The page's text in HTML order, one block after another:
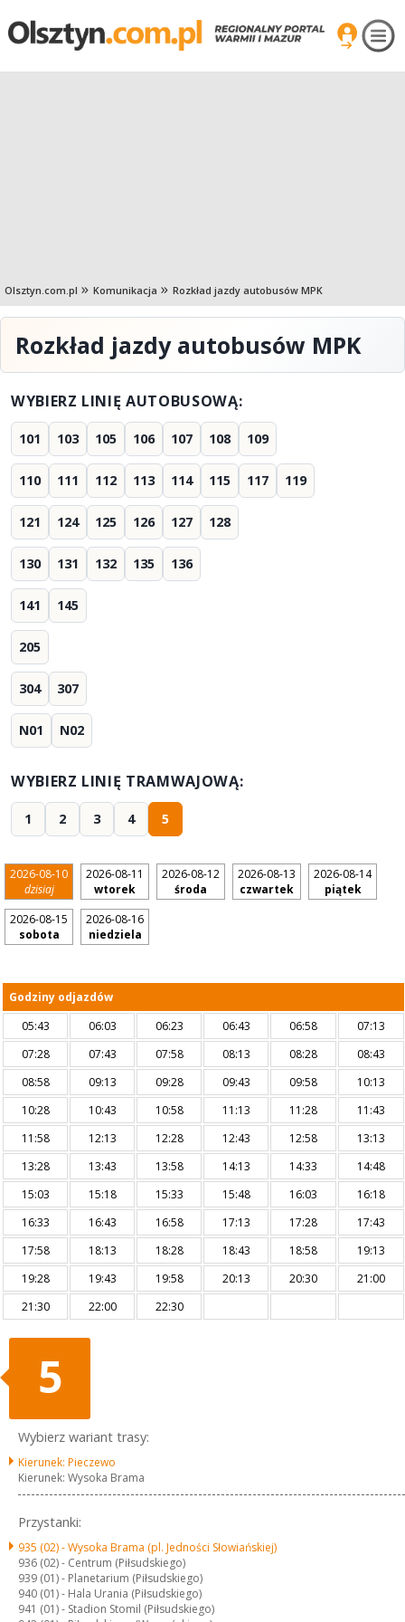
Olsztyn.com.pl Komunikacja Rozkład jazdy autobusów MPK
Rozkład jazdy autobusów MPK
WYBIERZ LINIĘ AUTOBUSOWĄ:
101 103 105 106 107 108 109
110 111 112 113 114 115 117 119
121 124 125 126 127 128
130 131 132 135 136
141 145
205
304 307
N01 N02
WYBIERZ LINIĘ TRAMWAJOWĄ:
1 2 3 4 5
2026-08-10
dzisiaj
2026-08-11
wtorek
2026-08-12
środa
2026-08-13
czwartek
2026-08-14
piątek
2026-08-15
sobota
2026-08-16
niedziela
Godziny odjazdów
05:43
06:03 06:23 06:43 06:58
07:13
07:28
07:43 07:58 08:13 08:28
08:43
08:58
09:13 09:28 09:43 09:58
10:13
10:28
10:43 10:58 11:13 11:28
11:43
11:58
12:13 12:28 12:43 12:58
13:13
13:28
13:43 13:58 14:13 14:33
14:48
15:03
15:18 15:33 15:48 16:03
16:18
16:33
16:43 16:58 17:13 17:28
17:43
17:58
18:13 18:28 18:43 18:58
19:13
19:28
19:43 19:58 20:13 20:30
21:00
21:30
22:00 22:30
5
Wybierz wariant trasy:
Kierunek: Pieczewo
Kierunek: Wysoka Brama
Przystanki:
935 (02) -Wysoka Brama (pl. Jedności Słowiańskiej)
936 (02) - Centrum (Piłsudskiego)
939 (01) - Planetarium (Piłsudskiego)
940 (01) - Hala Urania (Piłsudskiego)
941 (01) - Stadion Stomil (Piłsudskiego)